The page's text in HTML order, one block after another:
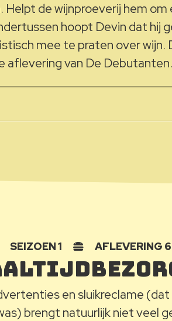
Helpt de wijnproeverij hem
hoopt Devin dat hij
mee te praten over wijn.
aflevering van De
SEIZOEN 1 AFLEVERING 6
en sluikreclame
brengt natuurlijk niet veel